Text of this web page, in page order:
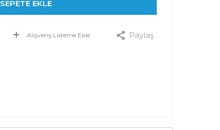
SEPETE EKLE
Alışveriş Listeme Ekle Paylaş